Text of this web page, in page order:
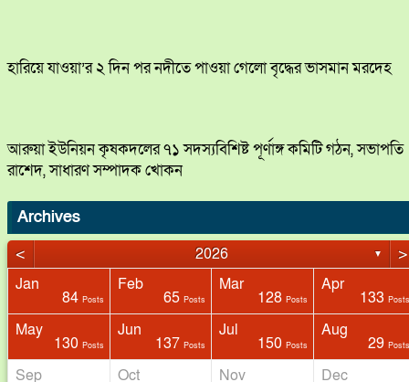
হারিয়ে যাওয়া’র ২ দিন পর নদীতে পাওয়া গেলো বৃদ্ধের ভাসমান মরদেহ
আরুয়া ইউনিয়ন কৃষকদলের ৭১ সদস্যবিশিষ্ট পূর্ণাঙ্গ কমিটি গঠন, সভাপতি
রাশেদ, সাধারণ সম্পাদক খোকন
Archives
<
2026 ▼ >
Jan
84 Posts
Feb
65 Posts
Mar
128 Posts
Apr
133 Posts
May
130 Posts
Jun
137 Posts
Jul
150 Posts
Aug
29 Posts
Sep Oct Nov Dec